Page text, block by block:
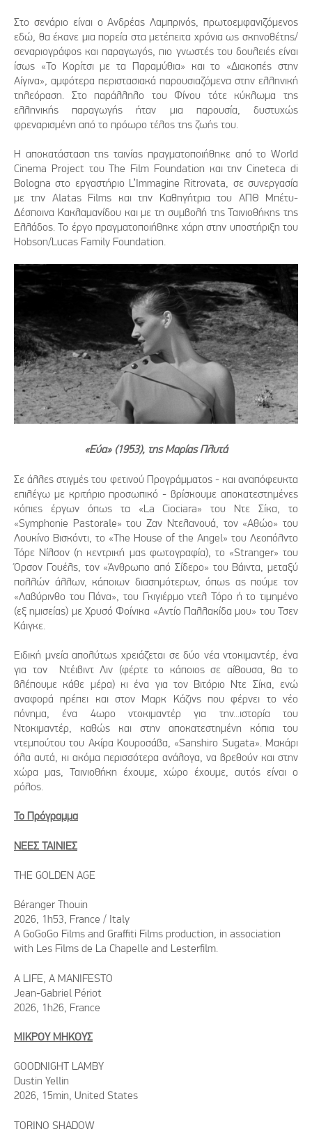
Στο σενάριο είναι ο Ανδρέας Λαμπρινός, πρωτοεμφανιζόμενος
εδώ, θα έκανε μια πορεία στα μετέπειτα χρόνια ως σκηνοθέτης/
σεναριογράφος και παραγωγός, πιο γνωστές του δουλειές είναι
ίσως «Το Κορίτσι με τα Παραμύθια» και το «Διακοπές στην
Αίγινα», αμφότερα περιστασιακά παρουσιαζόμενα στην ελληνική
τηλεόραση. Στο παράλληλο του Φίνου τότε κύκλωμα της
ελληνικής παραγωγής ήταν μια παρουσία, δυστυχώς
φρεναρισμένη από το πρόωρο τέλος της ζωής του.
Η αποκατάσταση της ταινίας πραγματοποιήθηκε από το World
Cinema Project του The Film Foundation και την Cineteca di
Bologna στο εργαστήριο L’Immagine Ritrovata, σε συνεργασία
με την Alatas Films και την Καθηγήτρια του ΑΠΘ Μπέτυ-
Δέσποινα Κακλαμανίδου και με τη συμβολή της Ταινιοθήκης της
Ελλάδος. Το έργο πραγματοποιήθηκε χάρη στην υποστήριξη του
Hobson/Lucas Family Foundation.
«Εύα» (1953), της Μαρίας Πλυτά
Σε άλλες στιγμές του φετινού Προγράμματος - και αναπόφευκτα
επιλέγω με κριτήριο προσωπικό - βρίσκουμε αποκατεστημένες
κόπιες έργων όπως τα «La Ciociara» του Ντε Σίκα, το
«Symphonie Pastorale» του Ζαν Ντελανουά, τον «Αθώο» του
Λουκίνο Βισκόντι, το «The House of the Angel» του Λεοπόλντο
Τόρε Νίλσον (η κεντρική μας φωτογραφία), το «Stranger» του
Όρσον Γουέλς, τον «Άνθρωπο από Σίδερο» του Βάιντα, μεταξύ
πολλών άλλων, κάποιων διασημότερων, όπως ας πούμε τον
«Λαβύρινθο του Πάνα», του Γκιγιέρμο ντελ Τόρο ή το τιμημένο
(εξ ημισείας) με Χρυσό Φοίνικα «Αντίο Παλλακίδα μου» του Τσεν
Κάιγκε.
Ειδική μνεία απολύτως χρειάζεται σε δύο νέα ντοκιμαντέρ, ένα
για τον Ντέιβιντ Λιν (φέρτε το κάποιος σε αίθουσα, θα το
βλέπουμε κάθε μέρα) κι ένα για τον Βιτόριο Ντε Σίκα, ενώ
αναφορά πρέπει και στον Μαρκ Κάζινς που φέρνει το νέο
πόνημα, ένα 4ωρο ντοκιμαντέρ για την...ιστορία του
Ντοκιμαντέρ, καθώς και στην αποκατεστημένη κόπια του
ντεμπούτου του Ακίρα Κουροσάβα, «Sanshiro Sugata». Μακάρι
όλα αυτά, κι ακόμα περισσότερα ανάλογα, να βρεθούν και στην
χώρα μας, Ταινιοθήκη έχουμε, χώρο έχουμε, αυτός είναι ο
ρόλος.
Το Πρόγραμμα
ΝΕΕΣ ΤΑΙΝΙΕΣ
THE GOLDEN AGE
Béranger Thouin
2026, 1h53, France / Italy
A GoGoGo Films and Graffiti Films production, in association
with Les Films de La Chapelle and Lesterfilm.
A LIFE, A MANIFESTO
Jean-Gabriel Périot
2026, 1h26, France
ΜΙΚΡΟΥ ΜΗΚΟΥΣ
GOODNIGHT LAMBY
Dustin Yellin
2026, 15min, United States
TORINO SHADOW